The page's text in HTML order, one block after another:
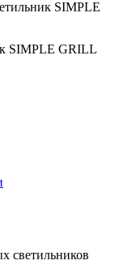
SIMPLE GRILL